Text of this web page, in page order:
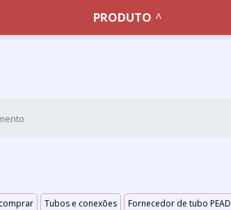
PRODUTO
Tubos e conexões Fornecedor de tubo PEAD